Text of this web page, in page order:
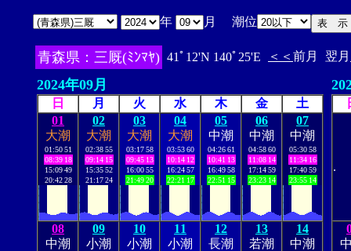
年 月 潮位
青森県：三厩(ﾐﾝﾏﾔ) 41ﾟ12'N 140ﾟ25'E ＜＜ 前月 翌月
2024年09月
日 月 火 水 木 金
土
01
大潮
01:50 51
08:39 18
15:09 49
20:42 28
02
大潮
02:38 55
09:14 15
15:35 52
21:17 24
03
大潮
03:17 58
09:45 13
16:00 55
21:49 20
04
大潮
03:53 60
10:14 12
16:24 57
22:21 17
05
中潮
04:26 61
10:41 13
16:49 58
22:51 15
06
中潮
04:58 60
11:08 14
17:14 59
23:23 14
07
中潮
05:30 58
11:34 16
17:40 59
23:55 14
08
中潮
09
小潮
10
小潮
11
小潮
12
長潮
13
若潮
14
中潮
.